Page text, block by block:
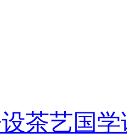
茶艺国